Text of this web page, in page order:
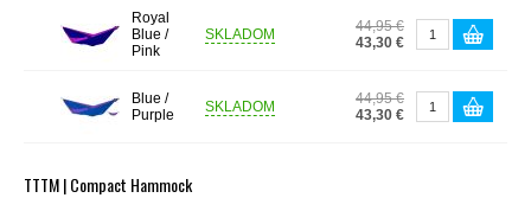
Royal
Blue /
Pink
SKLADOM
44,95 €
43,30 €
Blue /
Purple
SKLADOM
44,95 €
43,30 €
TTTM | Compact Hammock